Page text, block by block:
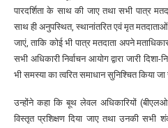
पारदर्शिता के साथ की जाए तथा सभी पात्र
साथ ही अनुपस्थित, स्थानांतरित एवं मृत
जाएं, ताकि कोई भी पात्र मतदाता अपने
सभी अधिकारी निर्वाचन आयोग द्वारा जारी
भी समस्या का त्वरित समाधान सुनिश्चित किया
उन्होंने कहा कि बूथ लेवल अधिकारियों
विस्तृत प्रशिक्षण दिया जाए तथा उनकी सभी